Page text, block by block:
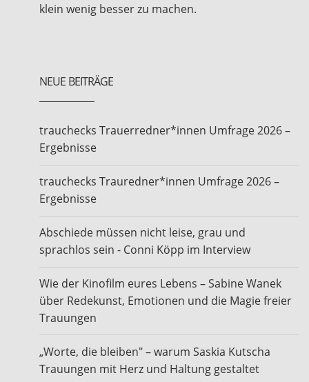
klein wenig besser zu machen.
NEUE BEITRÄGE
trauchecks Trauerredner*innen Umfrage 2026 –
Ergebnisse
trauchecks Trauredner*innen Umfrage 2026 –
Ergebnisse
Abschiede müssen nicht leise, grau und
sprachlos sein - Conni Köpp im Interview
Wie der Kinofilm eures Lebens – Sabine Wanek
über Redekunst, Emotionen und die Magie freier
Trauungen
„Worte, die bleiben" – warum Saskia Kutscha
Trauungen mit Herz und Haltung gestaltet